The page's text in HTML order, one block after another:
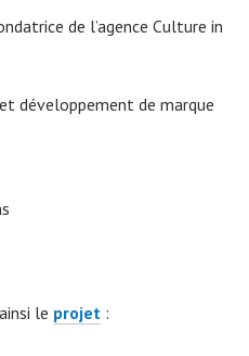
de l’agence Culture in
développement de marque
le projet :